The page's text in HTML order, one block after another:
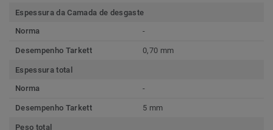
Espessura da Camada de desgaste
Norma
-
Desempenho Tarkett 0,70 mm
Espessura total
Norma
-
Desempenho Tarkett 5 mm
Peso total